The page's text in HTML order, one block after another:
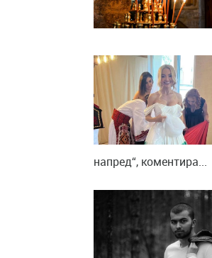
напред“, коментира...